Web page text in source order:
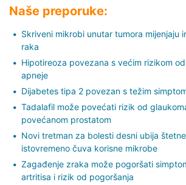
Naše preporuke:
Skriveni mikrobi unutar tumora mijenjaju
raka
Hipotireoza povezana s većim rizikom
apneje
Dijabetes tipa 2 povezan s težim
Tadalafil može povećati rizik od
povećanom prostatom
Novi tretman za bolesti desni ubija
istovremeno čuva korisne mikrobe
Zagađenje zraka može pogoršati
artritisa i rizik od pogoršanja